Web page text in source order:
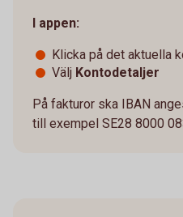
I appen:
Klicka på det aktuella
Välj Kontodetaljer
På fakturor ska IBAN
till exempel SE28 8000